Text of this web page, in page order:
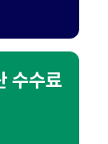
수수료